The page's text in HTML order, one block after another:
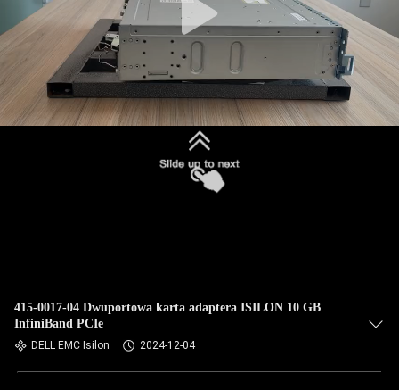
415-0017-04 Dwuportowa karta adaptera ISILON 10 GB
InfiniBand PCIe
DELL EMC Isilon 2024-12-04